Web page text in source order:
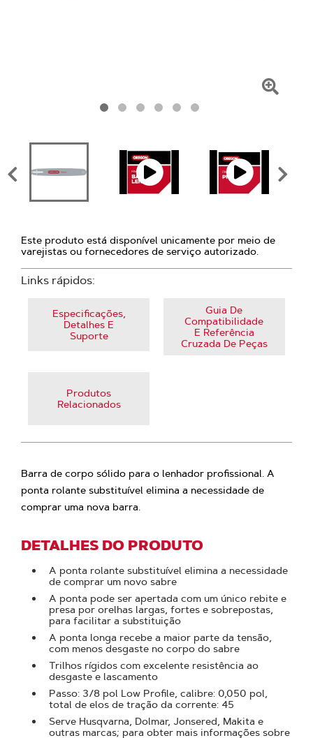
Este produto está disponível unicamente por meio de
varejistas ou fornecedores de serviço autorizado.
Links rápidos:
Especificações,
Detalhes E
Suporte
Guia De
Compatibilidade
E Referência
Cruzada De Peças
Produtos
Relacionados
Barra de corpo sólido para o lenhador profissional. A
ponta rolante substituível elimina a necessidade de
comprar uma nova barra.
DETALHES DO PRODUTO
A ponta rolante substituível elimina a necessidade
de comprar um novo sabre
A ponta pode ser apertada com um único rebite e
presa por orelhas largas, fortes e sobrepostas,
para facilitar a substituição
A ponta longa recebe a maior parte da tensão,
com menos desgaste no corpo do sabre
Trilhos rígidos com excelente resistência ao
desgaste e lascamento
Passo: 3/8 pol Low Profile, calibre: 0,050 pol,
total de elos de tração da corrente: 45
Serve Husqvarna, Dolmar, Jonsered, Makita e
outras marcas; para obter mais informações sobre